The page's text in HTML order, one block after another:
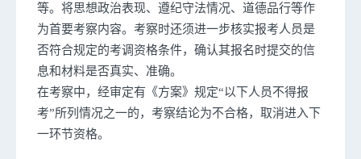
等。将思想政治表现、遵纪守法情况、道德品行等作
为首要考察内容。考察时还须进一步核实报考人员是
否符合规定的考调资格条件，确认其报名时提交的信
息和材料是否真实、准确。
在考察中，经审定有《方案》规定“以下人员不得报
考”所列情况之一的，考察结论为不合格，取消进入下
一环节资格。